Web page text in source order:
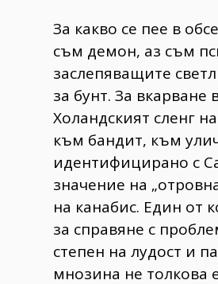
За какво се пее в
съм демон, аз съм
заслепяващите
за бунт. За вкарване
Холандският сленг
към бандит, към
идентифицирано с
значение на
на канабис. Един от
за справяне с
степен на лудост и
мнозина не толкова